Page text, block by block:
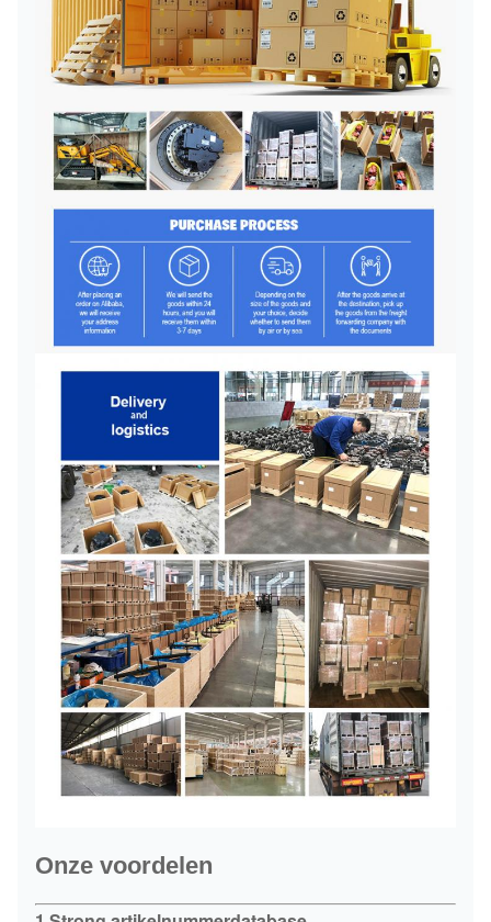
Onze voordelen